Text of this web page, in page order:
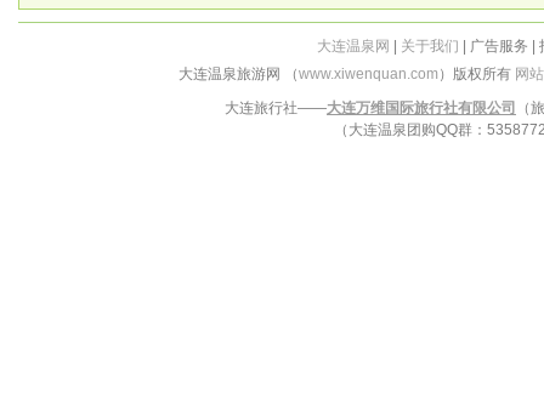
大连温泉网 关于我们 | 广告服务 |
大连温泉旅游网 （www.xiwenquan.com ）版权所有 网
大连旅行社——大连万维国际旅行社有限公司
（
（大连温泉团购QQ群：